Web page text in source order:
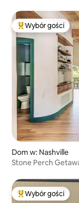
Najpopularniejsze
Wybór gości
Dom w: Nashville
Stone Perch
Najpopularniejsze
Wybór gości